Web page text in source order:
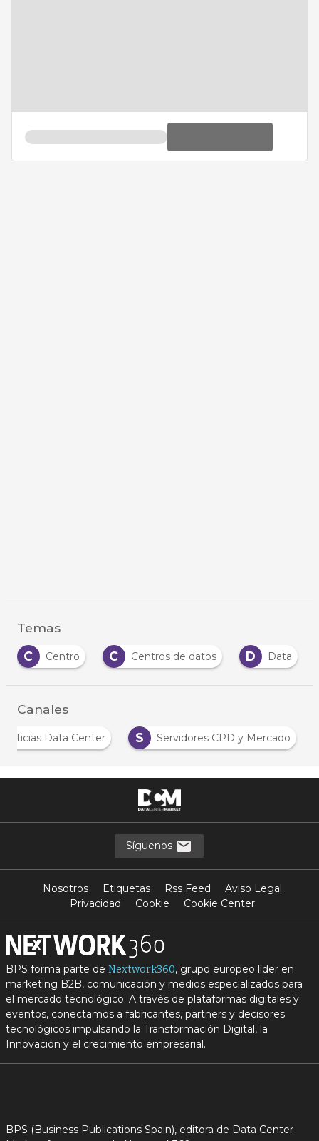
Temas
C Centros de datos D Data D Datos
Canales
N
Noticias Data Center S Servidores CPD y
Síguenos
Nosotros Etiquetas Rss Feed
Aviso Legal
Privacidad
Cookie Cookie Center
BPS forma parte de Nextwork360, grupo europeo líder en
marketing B2B, comunicación y medios especializados para
el mercado tecnológico. A través de plataformas digitales y
eventos, conectamos a fabricantes, partners y decisores
tecnológicos impulsando la Transformación Digital, la
Innovación y el crecimiento empresarial.
BPS (Business Publications Spain), editora de Data Center